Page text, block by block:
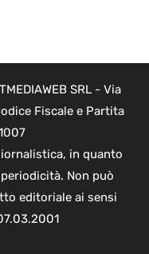
SRL - Via
Fiscale e Partita
in quanto
Non può
editoriale ai sensi